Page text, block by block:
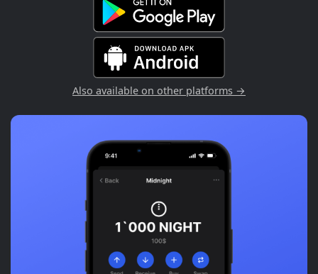
Also available on other platforms →